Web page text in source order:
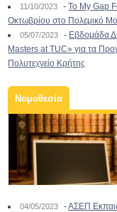
11/10/2023 -To My Gap
Οκτωβρίου στο Πολεμικό
05/07/2023 - Εβδομάδα
Masters at TUC» για τα
Πολυτεχνείο Κρήτης
Νομοθεσία
04/05/2023 -ΑΣΕΠ